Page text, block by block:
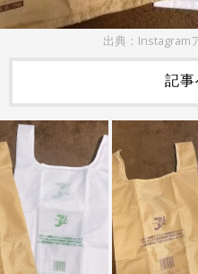
出典：Instagram
記